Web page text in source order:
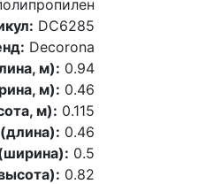
DC6285
Decorona
м): 0.94
м): 0.46
м): 0.115
0.46
0.5
0.82